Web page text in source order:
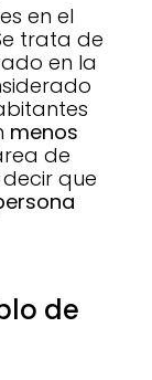
en el
trata de
en la
menos
de
que
de